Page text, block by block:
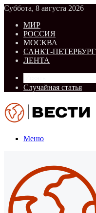
Суббота, 8 августа 2026
МИР
РОССИЯ
МОСКВА
САНКТ-ПЕТЕРБУРГ
ЛЕНТА
Случайная статья
Меню